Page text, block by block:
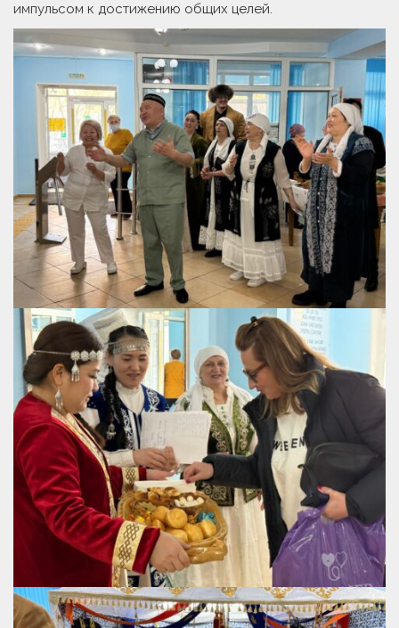
импульсом к достижению общих целей.